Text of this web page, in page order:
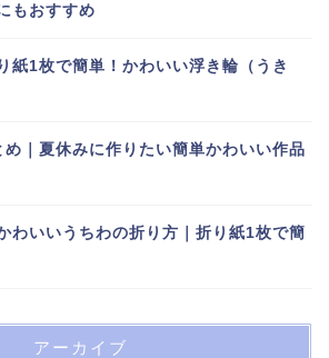
もおすすめ
紙1枚で簡単！かわいい浮き輪（うき
｜夏休みに作りたい簡単かわいい作品
わいいうちわの折り方｜折り紙1枚で簡
アーカイブ